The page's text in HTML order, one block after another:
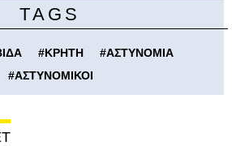
TAGS
#ΚΡΗΤΗ #ΑΣΤΥΝΟΜΙΑ
#ΑΣΤΥΝΟΜΙΚΟΙ